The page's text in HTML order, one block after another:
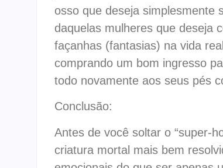
osso que deseja simplesmente
daquelas mulheres que deseja
façanhas (fantasias) na vida
comprando um bom ingresso
todo novamente aos seus pés
Conclusão:
Antes de você soltar o “super-
criatura mor­tal mais bem